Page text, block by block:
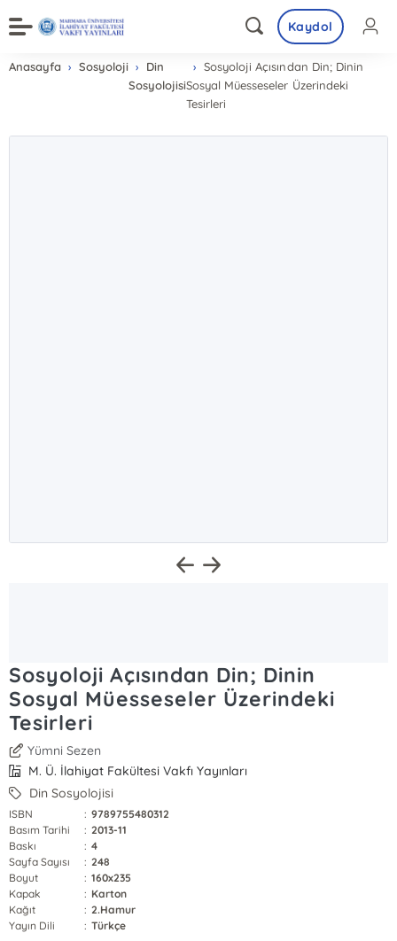
Kaydol
Anasayfa Sosyoloji
Din
Sosyolojisi
Sosyoloji Açısından Din; Dinin
Sosyal Müesseseler Üzerindeki
Tesirleri
Sosyoloji Açısından Din; Dinin
Sosyal Müesseseler Üzerindeki
Tesirleri
Yümni Sezen
M. Ü. İlahiyat Fakültesi Vakfı Yayınları
Din Sosyolojisi
ISBN : 9789755480312
Basım Tarihi
: 2013-11
Baskı
: 4
Sayfa Sayısı
: 248
Boyut
: 160x235
Kapak
: Karton
Kağıt
: 2.Hamur
Yayın Dili
: Türkçe